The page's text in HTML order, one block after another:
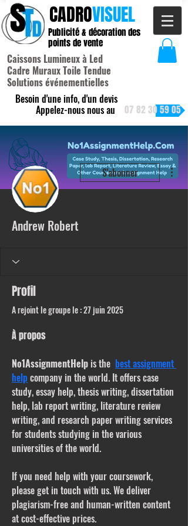
CADROVISUEL
Publicité & décoration des
points de vente
Caissons Lumineux à Led
Cadre Muraux Toile Tendue
Solutions événementielles
Besoin d'une info, d'un devis
Appelez-nous nous au 07 82 30 59 05
S'abonner
Andrew Robert
Profil
A rejoint le groupe le : 27 juin 2025
À propos
No1AssignmentHelp is the best assignment
help company in the world. It offers case
study, essay help, thesis writing, dissertation
help, lab report writing, literature review
writing, and research paper writing services
for students studying in the various
universities of the world.
If you need help with your coursework,
please get in touch with us. We deliver
plagiarism-free and human-written content
at cost-effective prices.